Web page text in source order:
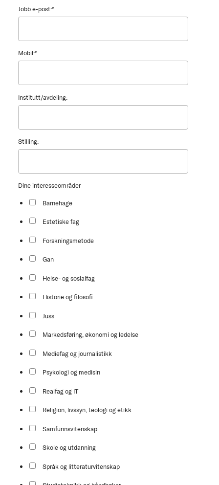
Jobb e-post:*
Mobil:*
Institutt/avdeling:
Stilling:
Dine interesseområder
Barnehage
Estetiske fag
Forskningsmetode
Gan
Helse- og sosialfag
Historie og filosofi
Juss
Markedsføring, økonomi og ledelse
Mediefag og journalistikk
Psykologi og medisin
Realfag og IT
Religion, livssyn, teologi og etikk
Samfunnsvitenskap
Skole og utdanning
Språk og litteraturvitenskap